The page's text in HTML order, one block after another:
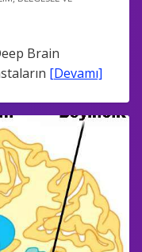
Brain
[Devamı]